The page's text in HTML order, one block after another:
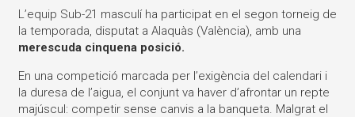
L’equip Sub-21 masculí ha participat en el segon torneig de
la temporada, disputat a Alaquàs (València), amb una
merescuda cinquena posició.
En una competició marcada per l’exigència del calendari i
la duresa de l’aigua, el conjunt va haver d’afrontar un repte
majúscul: competir sense canvis a la banqueta. Malgrat el